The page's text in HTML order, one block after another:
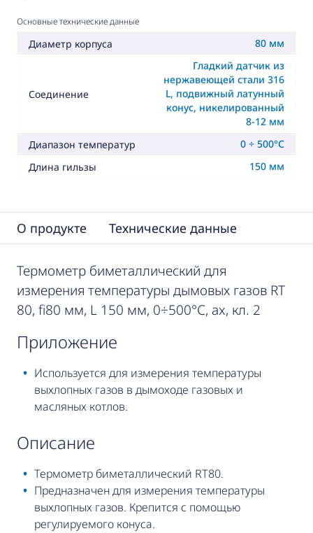
Основные технические данные
Диаметр корпуса 80 мм
Соединение
Гладкий датчик из
нержавеющей стали 316
L, подвижный латунный
конус, никелированный
8-12 мм
Диапазон температур
0 ÷ 500°C
Длина гильзы
150 мм
О продукте Технические данные
Термометр биметаллический для
измерения температуры дымовых газов RT
80, fi80 мм, L 150 мм, 0÷500°C, ax, кл. 2
приложение
Используется для измерения температуры
выхлопных газов в дымоходе газовых и
масляных котлов.
описание
Термометр биметаллический RT80.
Предназначен для измерения температуры
выхлопных газов. Крепится с помощью
регулируемого конуса.